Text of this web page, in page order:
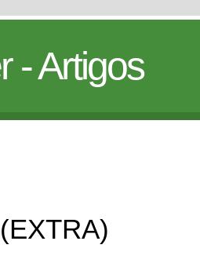
- Artigos